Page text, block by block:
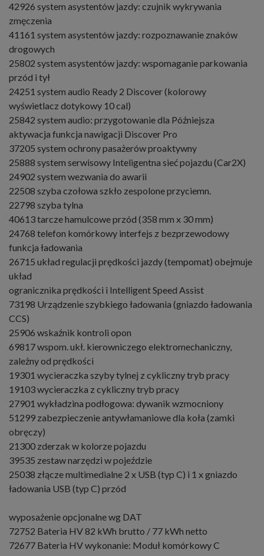
42926 system asystentów jazdy: czujnik wykrywania
zmęczenia
41161 system asystentów jazdy: rozpoznawanie znaków
drogowych
25802 system asystentów jazdy: wspomaganie parkowania
przód i tył
24251 system audio Ready 2 Discover (kolorowy
wyświetlacz dotykowy 10 cal)
25842 system audio: przygotowanie dla Późniejsza
aktywacja funkcja nawigacji Discover Pro
37205 system ochrony pasażerów proaktywny
25888 system serwisowy Inteligentna sieć pojazdu (Car2X)
24902 system wezwania do awarii
22508 szyba czołowa szkło zespolone przyciemn.
22798 szyba tylna
40613 tarcze hamulcowe przód (358 mm x 30 mm)
24768 telefon komórkowy interfejs z bezprzewodowy
funkcja ładowania
26715 układ regulacji prędkości jazdy (tempomat) obejmuje
układ
ogranicznika prędkości i Intelligent Speed Assist
73198 Urządzenie szybkiego ładowania (gniazdo ładowania
CCS)
25906 wskaźnik kontroli opon
69817 wspom. ukł. kierowniczego elektromechaniczny,
zależny od prędkości
19301 wycieraczka szyby tylnej z cykliczny tryb pracy
19103 wycieraczka z cykliczny tryb pracy
27901 wykładzina podłogowa: dywanik wzmocniony
51299 zabezpieczenie antywłamaniowe dla koła (zamki
obręczy)
21300 zderzak w kolorze pojazdu
39535 zestaw narzędzi w pojeździe
25038 złącze multimedialne 2 x USB (typ C) i 1 x gniazdo
ładowania USB (typ C) przód
wyposażenie opcjonalne wg DAT
72752 Bateria HV 82 kWh brutto / 77 kWh netto
72677 Bateria HV wykonanie: Moduł komórkowy C